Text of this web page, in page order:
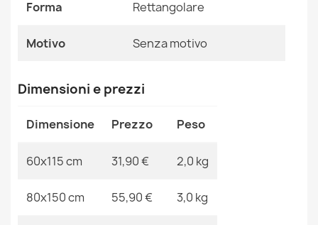
Tappeto lavabile MOOD 71151030 moderno - nero
Ean13
2000000105789
Forma Rettangolare
Motivo Senza motivo
Dimensioni e prezzi
Dimensione Prezzo Peso
60x115 cm 31,90 € 2,0 kg
80x150 cm 55,90 € 3,0 kg